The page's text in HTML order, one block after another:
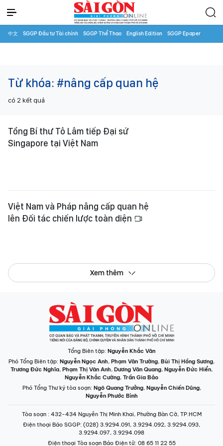
中文 SGGP Đầu tư Tài chính SGGP Thể Thao English Edition SGGP Epaper
Từ khóa: #nâng cấp quan hệ
có 2 kết quả
Tổng Bí thư Tô Lâm tiếp Đại sứ
Singapore tại Việt Nam
Việt Nam và Pháp nâng cấp quan hệ
lên Đối tác chiến lược toàn diện
Xem thêm
Tổng Biên tập: Nguyễn Khắc Văn
Phó Tổng Biên tập: Nguyễn Ngọc Anh, Phạm Văn Trường, Bùi Thị Hồng Sương,
Trương Đức Nghĩa, Phạm Thị Vân Anh, Dương Văn Quang, Nguyễn Đức Hiển,
Nguyễn Khắc Cường, Trần Gia Bảo
Phó Tổng Thư ký tòa soạn: Ngô Quang Trưởng, Nguyễn Chiến Dũng,
Nguyễn Phước Bình
Tòa soạn : 432-434 Nguyễn Thị Minh Khai, Phường Bàn Cờ, TP.HCM
Điện thoại Báo SGGP: (028) 3.9294.091, 3.9294.092, 3.9294.093,
3.9294.097, 3.9294.098
Điện thoại Tòa soạn Báo Điện tử: 08 65 11 22 55